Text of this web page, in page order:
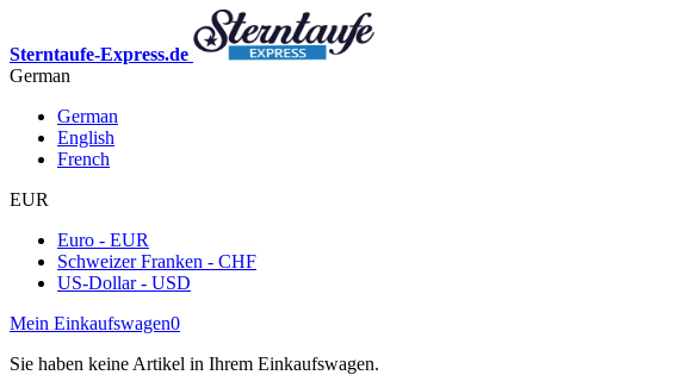
Sterntaufe-Express.de
German
German
English
French
EUR
Euro - EUR
Schweizer Franken - CHF
US-Dollar - USD
Mein Einkaufswagen0
Sie haben keine Artikel in Ihrem Einkaufswagen.